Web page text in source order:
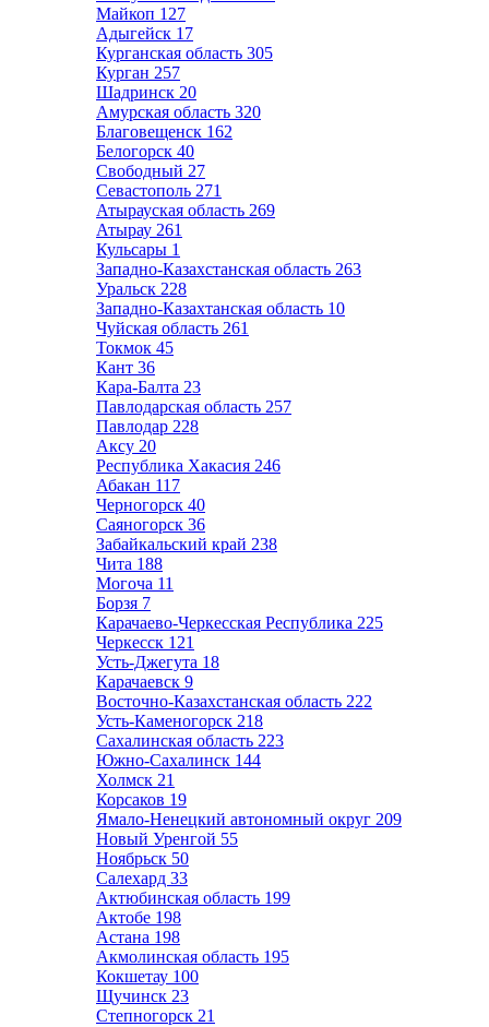
Майкоп 127
Адыгейск 17
Курганская область 305
Курган 257
Шадринск 20
Амурская область 320
Благовещенск 162
Белогорск 40
Свободный 27
Севастополь 271
Атырауская область 269
Атырау 261
Кульсары 1
Западно-Казахстанская область 263
Уральск 228
Западно-Казахтанская область 10
Чуйская область 261
Токмок 45
Кант 36
Кара-Балта 23
Павлодарская область 257
Павлодар 228
Аксу 20
Республика Хакасия 246
Абакан 117
Черногорск 40
Саяногорск 36
Забайкальский край 238
Чита 188
Могоча 11
Борзя 7
Карачаево-Черкесская Республика 225
Черкесск 121
Усть-Джегута 18
Карачаевск 9
Восточно-Казахстанская область 222
Усть-Каменогорск 218
Сахалинская область 223
Южно-Сахалинск 144
Холмск 21
Корсаков 19
Ямало-Ненецкий автономный округ 209
Новый Уренгой 55
Ноябрьск 50
Салехард 33
Актюбинская область 199
Актобе 198
Астана 198
Акмолинская область 195
Кокшетау 100
Щучинск 23
Степногорск 21